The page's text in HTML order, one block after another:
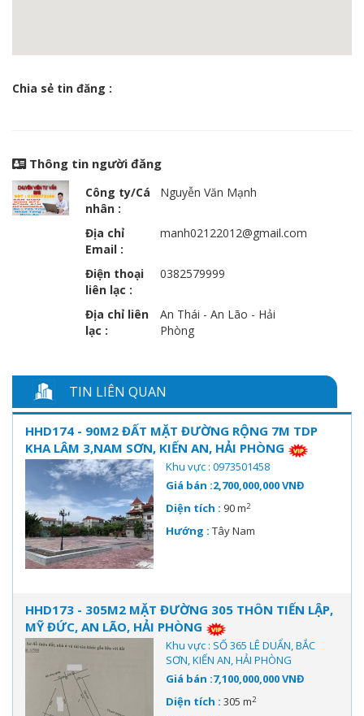
Chia sẻ tin đăng :
Thông tin người đăng
Công ty/Cá
nhân :
Nguyễn Văn Mạnh
Địa chỉ
Email :
manh02122012@gmail.com
Điện thoại
liên lạc :
0382579999
Địa chỉ liên
lạc :
An Thái - An Lão - Hải
Phòng
TIN LIÊN QUAN
HHD174 - 90M2 ĐẤT MẶT ĐƯỜNG RỘNG 7M TDP
KHA LÂM 3,NAM SƠN, KIẾN AN, HẢI PHÒNG
Khu vực : 0973501458
Giá bán :2,700,000,000 VNĐ
Diện tích : 90 m2
Hướng : Tây Nam
HHD173 - 305M2 MẶT ĐƯỜNG 305 THÔN TIẾN LẬP,
MỸ ĐỨC, AN LÃO, HẢI PHÒNG
Khu vực : SỐ 365 LÊ DUẨN, BẮC
SƠN, KIẾN AN, HẢI PHÒNG
Giá bán :7,100,000,000 VNĐ
Diện tích : 305 m2